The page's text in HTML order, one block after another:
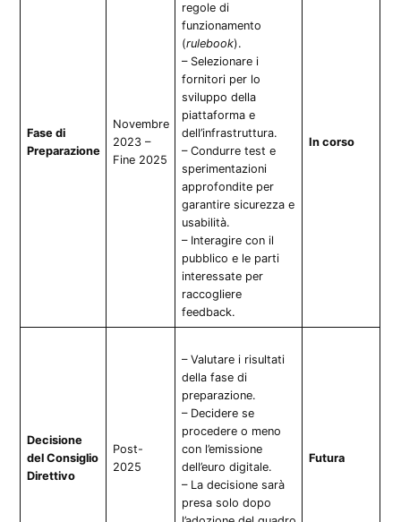
Fase di
Preparazione
Novembre
2023 –
Fine 2025
regole di
funzionamento
(rulebook).
– Selezionare i
fornitori per lo
sviluppo della
piattaforma e
dell’infrastruttura.
– Condurre test e
sperimentazioni
approfondite per
garantire sicurezza e
usabilità.
– Interagire con il
pubblico e le parti
interessate per
raccogliere
feedback.
In corso
Decisione
del Consiglio
Direttivo
Post-
2025
– Valutare i risultati
della fase di
preparazione.
– Decidere se
procedere o meno
con l’emissione
dell’euro digitale.
– La decisione sarà
presa solo dopo
Futura